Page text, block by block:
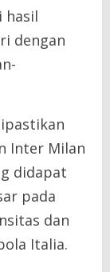
hasil
dengan
Inter Milan
didapat
pada
dan
Italia.